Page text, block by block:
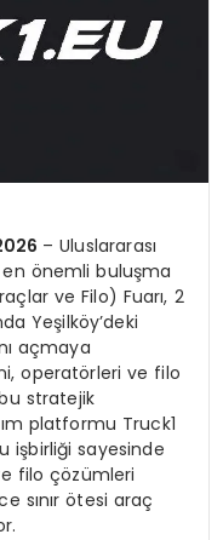
– Uluslararası
en önemli buluşma
ve Filo) Fuarı, 2
Yeşilköy’deki
açmaya
operatörleri ve filo
stratejik
platformu Truck1
işbirliği sayesinde
filo çözümleri
sınır ötesi araç